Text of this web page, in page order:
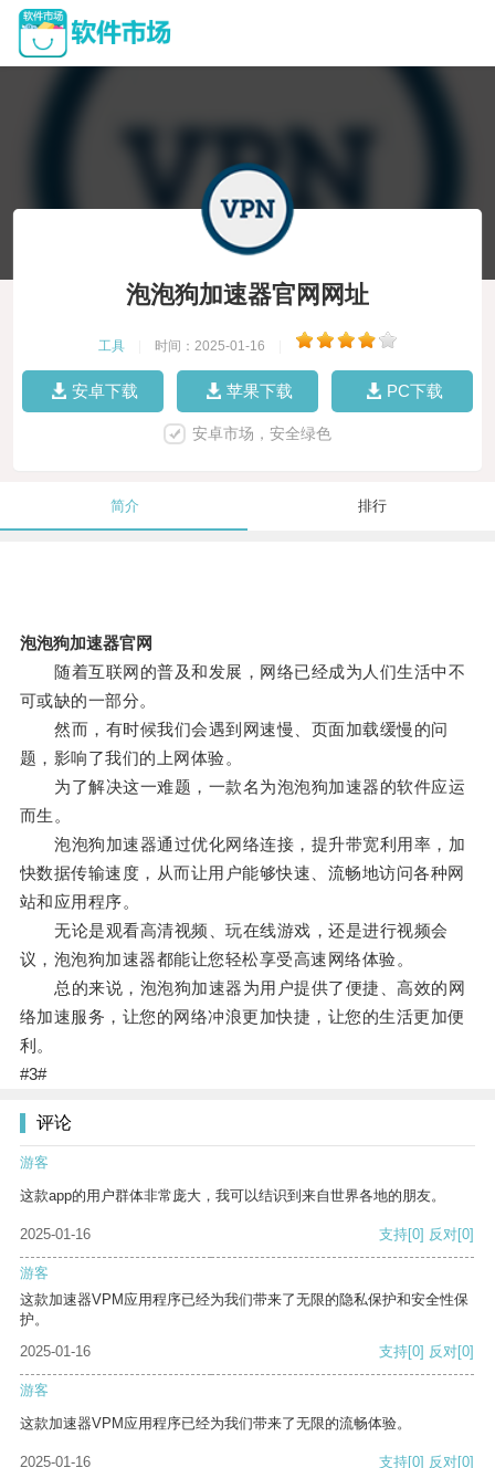
泡泡狗加速器官网网址
工具 时间：2025-01-16
安卓下载 苹果下载 PC下载
安卓市场，安全绿色
简介 排行
泡泡狗加速器官网
随着互联网的普及和发展，网络已经成为人们生活中不
可或缺的一部分。
然而，有时候我们会遇到网速慢、页面加载缓慢的问
题，影响了我们的上网体验。
为了解决这一难题，一款名为泡泡狗加速器的软件应运
而生。
泡泡狗加速器通过优化网络连接，提升带宽利用率，加
快数据传输速度，从而让用户能够快速、流畅地访问各种网
站和应用程序。
无论是观看高清视频、玩在线游戏，还是进行视频会
议，泡泡狗加速器都能让您轻松享受高速网络体验。
总的来说，泡泡狗加速器为用户提供了便捷、高效的网
络加速服务，让您的网络冲浪更加快捷，让您的生活更加便
利。
#3#
评论
游客
这款app的用户群体非常庞大，我可以结识到来自世界各地的朋友。
2025-01-16 支持[0] 反对[0]
游客
这款加速器VPM应用程序已经为我们带来了无限的隐私保护和安全性保
护。
2025-01-16
支持[0] 反对[0]
游客
这款加速器VPM应用程序已经为我们带来了无限的流畅体验。
2025-01-16 支持[0] 反对[0]